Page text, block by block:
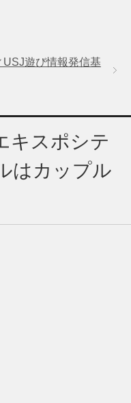
遊び情報発信基
キスポシテ
はカップル